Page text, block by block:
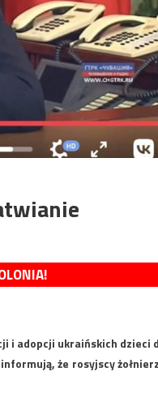
i adopcji ukraińskich dzieci
że rosyjscy